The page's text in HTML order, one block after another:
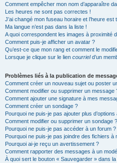
Comment empêcher mon nom d’apparaître
Les heures ne sont pas correctes !
J’ai changé mon fuseau horaire et l’heure
Ma langue n’est pas dans la liste !
A quoi correspondent les images à proximité
Comment puis-je afficher un avatar ?
Qu’est-ce que mon rang et comment le
Lorsque je clique sur le lien courrield’un
Problèmes liés à la publication de
Comment créer un nouveau sujet ou poster
Comment modifier ou supprimer un message
Comment ajouter une signature à mes
Comment créer un sondage ?
Pourquoi ne puis-je pas ajouter plus
Comment modifier ou supprimer un sondage ?
Pourquoi ne puis-je pas accéder à un forum ?
Pourquoi ne puis-je pas joindre des fichiers à
Pourquoi ai-je reçu un avertissement ?
Comment rapporter des messages à un
À quoi sert le bouton « Sauvegarder » dans